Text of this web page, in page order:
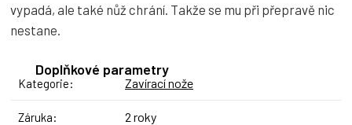
vypadá, ale také nůž chrání. Takže se mu při přepravě nic
nestane.
Doplňkové parametry
Kategorie: Zavírací nože
Záruka: 2 roky